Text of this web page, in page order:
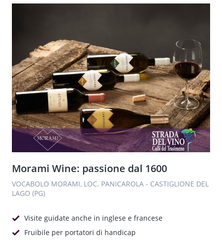
Morami Wine: passione dal 1600
VOCABOLO MORAMI, LOC. PANICAROLA - CASTIGLIONE DEL
LAGO (PG)
Visite guidate anche in inglese e francese
Fruibile per portatori di handicap